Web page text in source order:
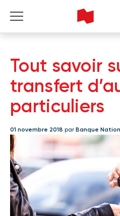
Entreprises
Gestion de patrimoine
À propos de nous
Devenir client
English
Tout savoir
transfert
particuliers
01 novembre 2018 par Banque